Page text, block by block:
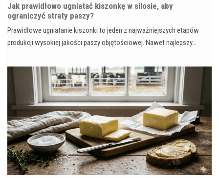
Jak prawidłowo ugniatać kiszonkę w silosie, aby
ograniczyć straty paszy?
Prawidłowe ugniatanie kiszonki to jeden z najważniejszych etapów
produkcji wysokiej jakości paszy objętościowej. Nawet najlepszy…